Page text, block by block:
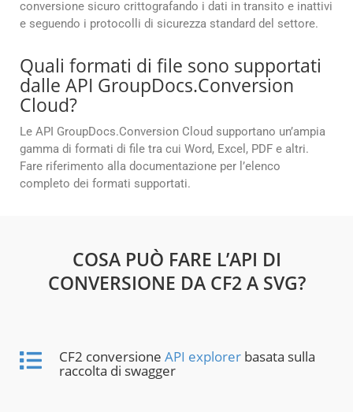
conversione sicuro crittografando i dati in transito e inattivi
e seguendo i protocolli di sicurezza standard del settore.
Quali formati di file sono supportati
dalle API GroupDocs.Conversion
Cloud?
Le API GroupDocs.Conversion Cloud supportano un’ampia
gamma di formati di file tra cui Word, Excel, PDF e altri.
Fare riferimento alla documentazione per l’elenco
completo dei formati supportati.
COSA PUÒ FARE L’API DI
CONVERSIONE DA CF2 A SVG?
CF2 conversione API explorer basata sulla
raccolta di swagger